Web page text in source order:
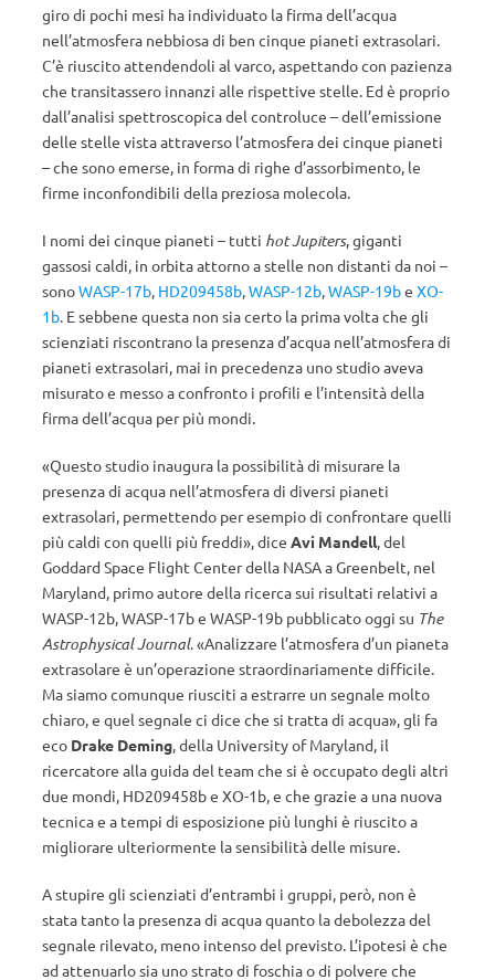
giro di pochi mesi ha individuato la firma dell’acqua
nell’atmosfera nebbiosa di ben cinque pianeti extrasolari.
C’è riuscito attendendoli al varco, aspettando con pazienza
che transitassero innanzi alle rispettive stelle. Ed è proprio
dall’analisi spettroscopica del controluce – dell’emissione
delle stelle vista attraverso l’atmosfera dei cinque pianeti
– che sono emerse, in forma di righe d’assorbimento, le
firme inconfondibili della preziosa molecola.
I nomi dei cinque pianeti – tutti hot Jupiters, giganti
gassosi caldi, in orbita attorno a stelle non distanti da noi –
sonoWASP-17b, HD209458b,WASP-12b,WASP-19be XO-
1b. E sebbene questa non sia certo la prima volta che gli
scienziati riscontrano la presenza d’acqua nell’atmosfera di
pianeti extrasolari, mai in precedenza uno studio aveva
misurato e messo a confronto i profili e l’intensità della
firma dell’acqua per più mondi.
«Questo studio inaugura la possibilità di misurare la
presenza di acqua nell’atmosfera di diversi pianeti
extrasolari, permettendo per esempio di confrontare quelli
più caldi con quelli più freddi», dice Avi Mandell, del
Goddard Space Flight Center della NASA a Greenbelt, nel
Maryland, primo autore della ricerca sui risultati relativi a
WASP-12b, WASP-17b e WASP-19b pubblicato oggi su The
Astrophysical Journal. «Analizzare l’atmosfera d’un pianeta
extrasolare è un’operazione straordinariamente difficile.
Ma siamo comunque riusciti a estrarre un segnale molto
chiaro, e quel segnale ci dice che si tratta di acqua», gli fa
eco Drake Deming, della University of Maryland, il
ricercatore alla guida del team che si è occupato degli altri
due mondi, HD209458b e XO-1b, e che grazie a una nuova
tecnica e a tempi di esposizione più lunghi è riuscito a
migliorare ulteriormente la sensibilità delle misure.
A stupire gli scienziati d’entrambi i gruppi, però, non è
stata tanto la presenza di acqua quanto la debolezza del
segnale rilevato, meno intenso del previsto. L’ipotesi è che
ad attenuarlo sia uno strato di foschia o di polvere che